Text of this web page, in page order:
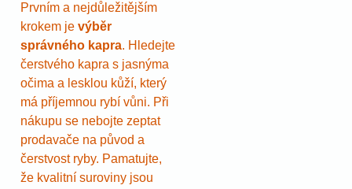
Prvním a nejdůležitějším
krokem je výběr
správného kapra. Hledejte
čerstvého kapra s jasnýma
očima a lesklou kůží, který
má příjemnou rybí vůni. Při
nákupu se nebojte zeptat
prodavače na původ a
čerstvost ryby. Pamatujte,
že kvalitní suroviny jsou